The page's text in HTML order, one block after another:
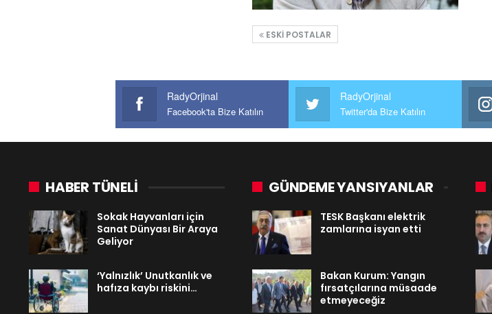
ESKI POSTALAR
RadyOrjinal
Facebook'ta Bize Katılın
RadyOrjinal
Twitter'da Bize Katılın
HABER TÜNELİ
Sokak Hayvanları için
Sanat Dünyası Bir Araya
Geliyor
‘Yalnızlık’ Unutkanlık ve
hafıza kaybı riskini…
GÜNDEME YANSIYANLAR
TESK Başkanı elektrik
zamlarına isyan etti
Bakan Kurum: Yangın
fırsatçılarına müsaade
etmeyeceğiz